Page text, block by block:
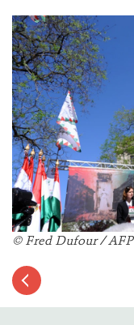
© Fred Dufour / AFP
Article
précédent